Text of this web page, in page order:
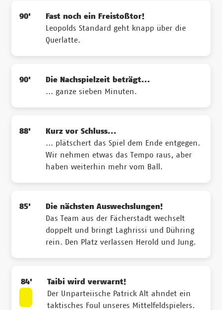
90'
Fast noch ein Freistoßtor!
Leopolds Standard geht knapp über die
Querlatte.
90'
Die Nachspielzeit beträgt...
... ganze sieben Minuten.
88'
Kurz vor Schluss...
... plätschert das Spiel dem Ende entgegen.
Wir nehmen etwas das Tempo raus, aber
haben weiterhin mehr vom Ball.
85'
Die nächsten Auswechslungen!
Das Team aus der Fächerstadt wechselt
doppelt und bringt Laghrissi und Dühring
rein. Den Platz verlassen Herold und Jung.
84'
Taibi wird verwarnt!
Der Unparteiische Patrick Alt ahndet ein
taktisches Foul unseres Mittelfeldspielers.